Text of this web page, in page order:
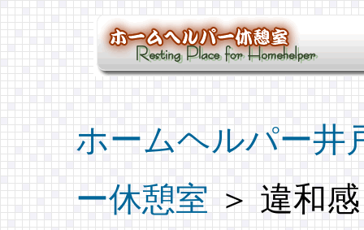
ホームヘルパー井
ー休憩室＞ 違和